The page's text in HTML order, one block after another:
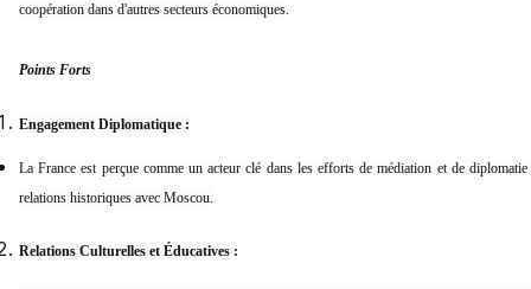
coopération dans d'autres secteurs économiques.
Points Forts
Engagement Diplomatique :
La France est perçue comme un acteur clé dans les efforts de médiation et de
relations historiques avec Moscou.
Relations Culturelles et Éducatives :